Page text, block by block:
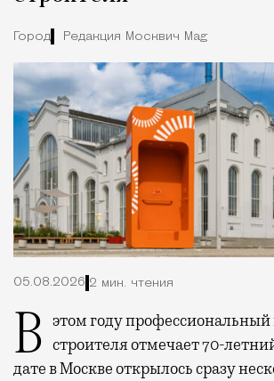
Город Редакция Москвич Mag
05.08.2026 2 мин. чтения
В этом году профессиональный праздник День строителя отмечает 70-
дате в Москве открылось сразу